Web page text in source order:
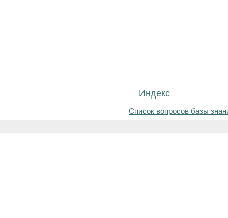
Индекс
Список вопросов базы